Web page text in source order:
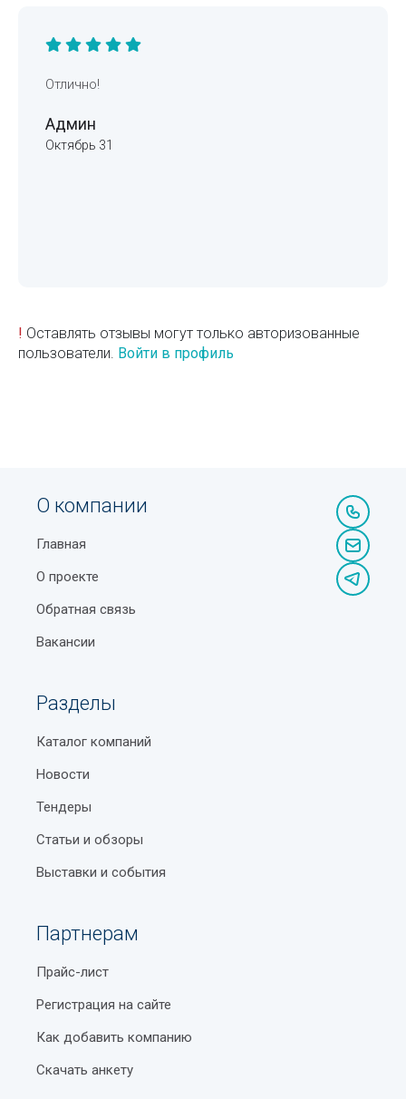
Отлично!
Админ
Октябрь 31
! Оставлять отзывы могут только авторизованные
пользователи. Войти в профиль
О компании
Главная
О проекте
Обратная связь
Вакансии
Разделы
Каталог компаний
Новости
Тендеры
Статьи и обзоры
Выставки и события
Партнерам
Прайс-лист
Регистрация на сайте
Как добавить компанию
Скачать анкету